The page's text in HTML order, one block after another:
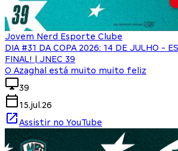
Jovem Nerd Esporte Clube
DIA #31 DA COPA 2026: 14 DE JULHO -
FINAL! | JNEC 39
O Azaghal está muito muito feliz
39
15.jul.26
Assistir no YouTube